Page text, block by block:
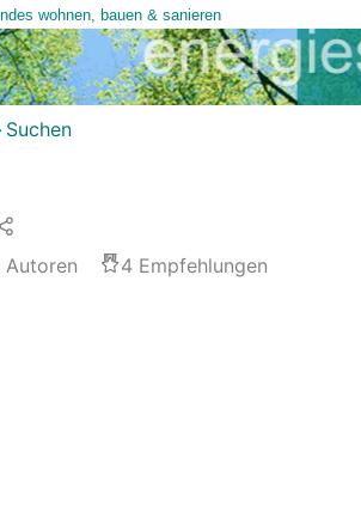
Suchen
Autoren 4Empfehlungen